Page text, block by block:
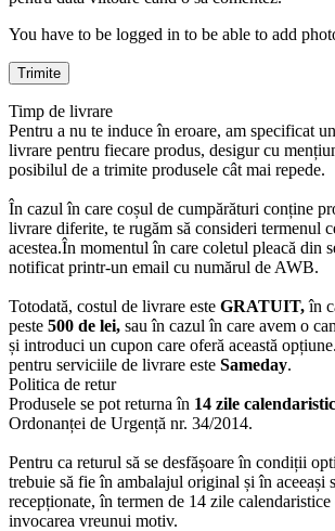
You have to be logged in to be able to add
Timp de livrare
Pentru a nu te induce în eroare, am specificat
livrare pentru fiecare produs, desigur cu
posibilul de a trimite produsele cât mai repede.
În cazul în care coșul de cumpărături conține
livrare diferite, te rugăm să consideri termenul
acestea.În momentul în care coletul pleacă din
notificat printr-un email cu numărul de AWB.
Totodată, costul de livrare este GRATUIT,în
peste 500 de lei, sau în cazul în care avem o
și introduci un cupon care oferă această
pentru serviciile de livrare este Sameday.
Politica de retur
Produsele se pot returna în 14 zile
Ordonanței de Urgență nr. 34/2014.
Pentru ca returul să se desfășoare în condiții
trebuie să fie în ambalajul original și în aceeași
recepționate, în termen de 14 zile
invocarea vreunui motiv.